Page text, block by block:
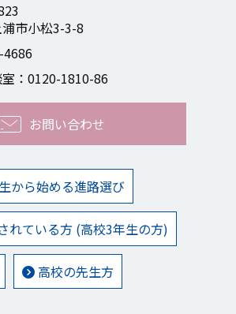
市小松3-3-8
：0120-1810-86
お問い合わせ
から始める進路選び
れている方 (高校3年生の方)
高校の先生方